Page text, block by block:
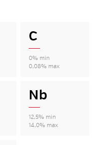
C
0% min
0,08% max
Nb
12,5% min
14,0% max